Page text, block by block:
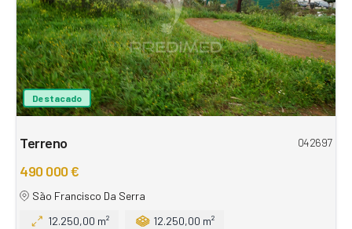
Destacado
Terreno 042697
490 000 €
São Francisco Da Serra
12.250,00 m²
12.250,00 m²